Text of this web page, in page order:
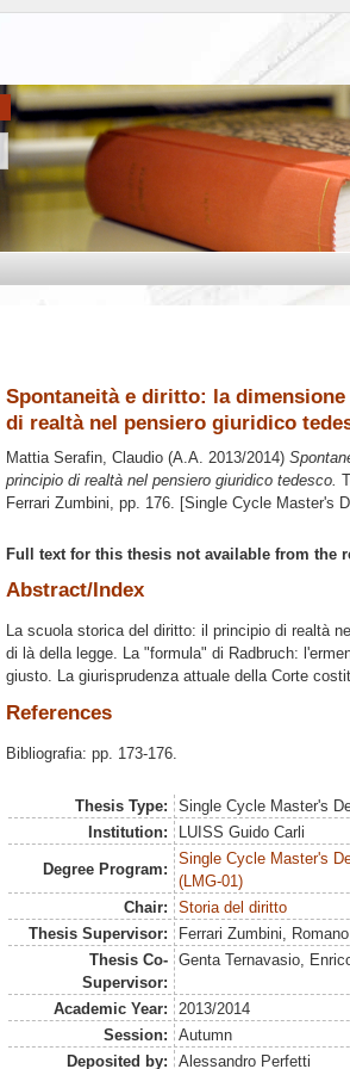
Spontaneità e diritto: la
di realtà nel pensiero giuridico
Mattia Serafin, Claudio (A.A. 2013/2014)
principio di realtà nel pensiero giuridico tedesco.
Ferrari Zumbini, pp. 176. [Single Cycle Master's
Full text for this thesis not available from the
Abstract/Index
La scuola storica del diritto: il principio di realtà
di là della legge. La "formula" di Radbruch:
giusto. La giurisprudenza attuale della Corte
References
Bibliografia: pp. 173-176.
Thesis Type:
Single Cycle Master's
Institution:
LUISS Guido Carli
Degree Program:
Single Cycle Master's
(LMG-01)
Chair:
Storia del diritto
Thesis Supervisor:
Ferrari Zumbini, Romano
Thesis Co-
Supervisor:
Genta Ternavasio,
Academic Year:
2013/2014
Session:
Autumn
Deposited by:
Alessandro Perfetti